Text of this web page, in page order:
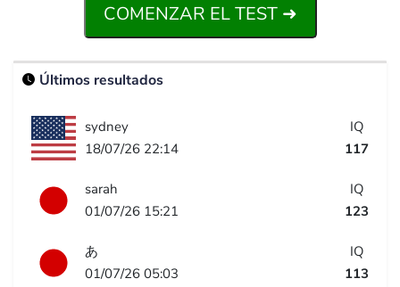
COMENZAR EL TEST ➜
Últimos resultados
sydney
18/07/26 22:14
IQ
117
sarah
01/07/26 15:21
IQ
123
あ
01/07/26 05:03
IQ
113